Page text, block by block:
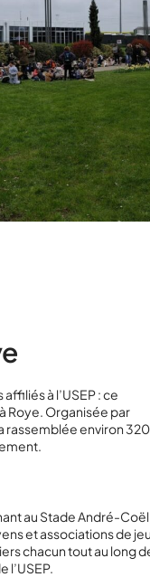
à l’USEP : ce
Roye. Organisée par
rassemblée environ 320
au Stade André-
et associations de
chacun tout au long
l’USEP.